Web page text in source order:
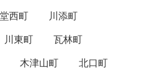
西町
川添町
川東町
瓦林町
木津山町
北口町